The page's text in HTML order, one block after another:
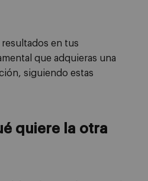
resultados en tus
que adquieras una
siguiendo estas
quiere la otra